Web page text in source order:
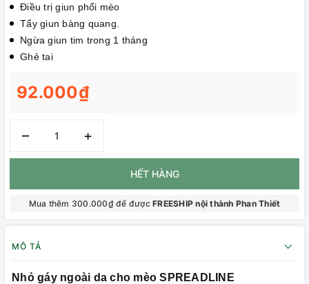
Điều trị giun phổi mèo
Tẩy giun bàng quang.
Ngừa giun tim trong 1 tháng
Ghẻ tai
92.000₫
– +
HẾT HÀNG
Mua thêm 300.000₫ để đượcFREESHIP nội thành Phan Thiết
MÔ TẢ
Nhỏ gáy ngoài da cho mèo SPREADLINE